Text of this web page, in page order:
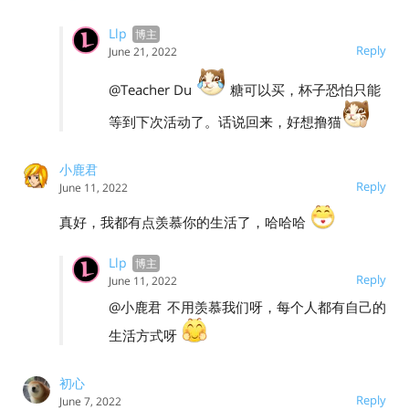
Llp
Reply
June 21, 2022
@Teacher Du
糖可以买，杯子恐怕只能
等到下次活动了。话说回来，好想撸猫
小鹿君
Reply
June 11, 2022
真好，我都有点羡慕你的生活了，哈哈哈
Llp
Reply
June 11, 2022
@小鹿君 不用羡慕我们呀，每个人都有自己的
生活方式呀
初心
Reply
June 7, 2022